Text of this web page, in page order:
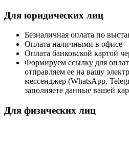
Для юридических лиц
Безналичная оплата по
Оплата наличными в офисе
Оплата банковской картой
Формируем ссылку для
отправляем ее на вашу
мессенджер (WhatsApp,
заполняете данные вашей
Для физических лиц